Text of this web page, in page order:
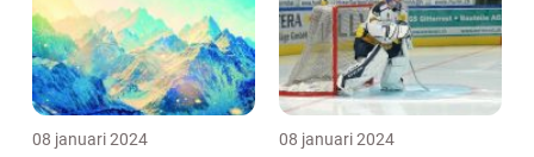
08 januari 2024 08 januari 2024